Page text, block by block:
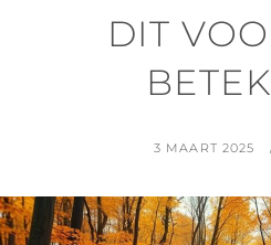
DIT
GEPLAATST
3 MAART 2025